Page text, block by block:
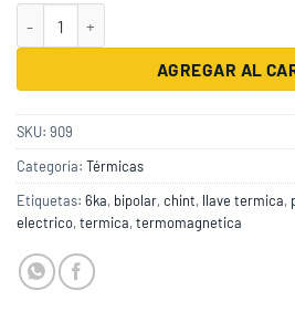
AGREGAR AL
SKU: 909
Categoría: Térmicas
Etiquetas: 6ka, bipolar,chint, llave termica,
electrico,termica,termomagnetica